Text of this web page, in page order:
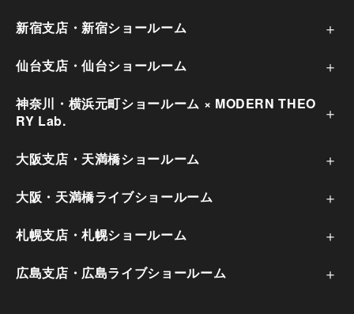
新宿支店・新宿ショールーム
仙台支店・仙台ショールーム
神奈川・横浜元町ショールーム × MODERN THEO
RY Lab.
大阪支店・天満橋ショールーム
大阪・天満橋ライブショールーム
札幌支店・札幌ショールーム
広島支店・広島ライブショールーム